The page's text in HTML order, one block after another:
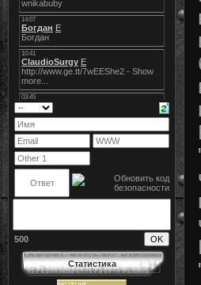
500
Статистика